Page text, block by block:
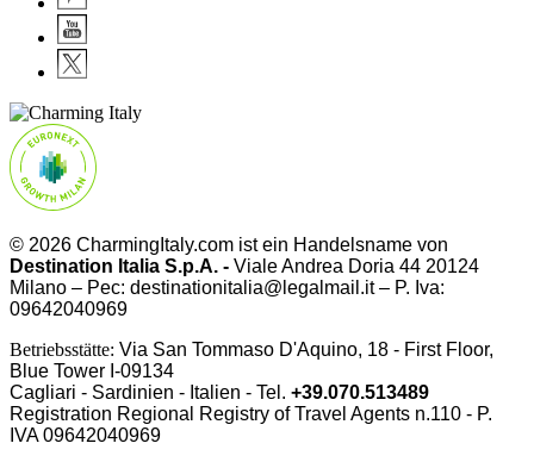
© 2026 CharmingItaly.com ist ein Handelsname von
Destination Italia S.p.A. - Viale Andrea Doria 44 20124
Milano – Pec: destinationitalia@legalmail.it – P. Iva:
09642040969
Betriebsstätte: Via San Tommaso D'Aquino, 18 - First Floor,
Blue Tower I-09134
Cagliari - Sardinien - Italien - Tel. +39.070.513489
Registration Regional Registry of Travel Agents n.110 - P.
IVA09642040969